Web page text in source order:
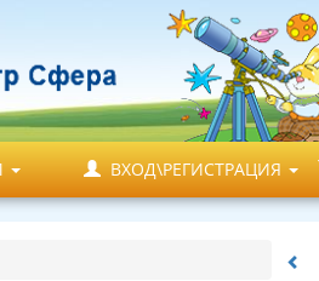
ВХОД\РЕГИСТРАЦИЯ